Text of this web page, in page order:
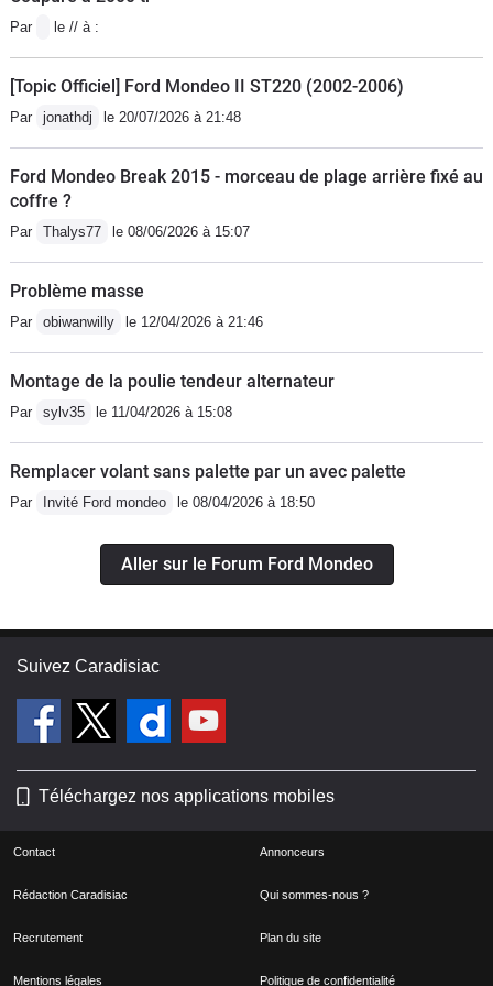
Par le // à :
[Topic Officiel] Ford Mondeo II ST220 (2002-2006)
Par jonathdj le 20/07/2026 à 21:48
Ford Mondeo Break 2015 - morceau de plage arrière fixé au
coffre ?
Par Thalys77 le 08/06/2026 à 15:07
Problème masse
Par obiwanwilly le 12/04/2026 à 21:46
Montage de la poulie tendeur alternateur
Par sylv35 le 11/04/2026 à 15:08
Remplacer volant sans palette par un avec palette
Par Invité Ford mondeo le 08/04/2026 à 18:50
Aller sur le Forum Ford Mondeo
Suivez Caradisiac
Téléchargez nos applications mobiles
Contact Annonceurs
Rédaction Caradisiac Qui sommes-nous ?
Recrutement Plan du site
Mentions légales Politique de confidentialité